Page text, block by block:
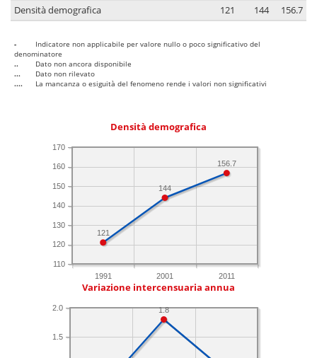
Densità demografica 121 144 156.7
-
Indicatore non applicabile per valore nullo o poco significativo del
denominatore
..
Dato non ancora disponibile
...
Dato non rilevato
....
La mancanza o esiguità del fenomeno rende i valori non significativi
Densità demografica
1991 2001 2011
110
120
130
140
150
160
170
156.7
144
121
Variazione intercensuaria annua
1.5
2.0 1.8